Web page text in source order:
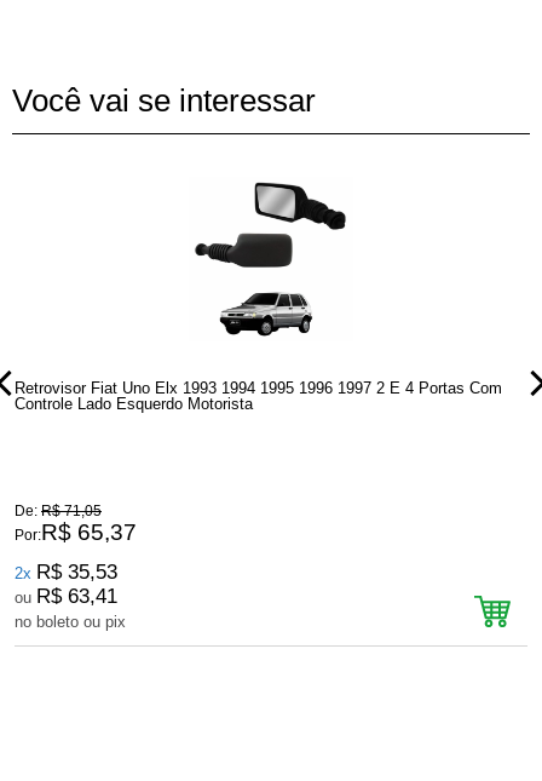
Você vai se interessar
Retrovisor Fiat Uno Elx 1993 1994 1995 1996 1997 2 E 4 Portas Com
Controle Lado Esquerdo Motorista
De: R$ 71,05
Por:R$ 65,37
2x R$ 35,53
ou R$ 63,41
no boleto ou pix